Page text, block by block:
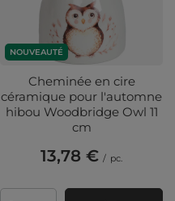
NOUVEAUTÉ
Cheminée en cire
céramique pour l'automne
hibou Woodbridge Owl 11
cm
13,78 € / pc.